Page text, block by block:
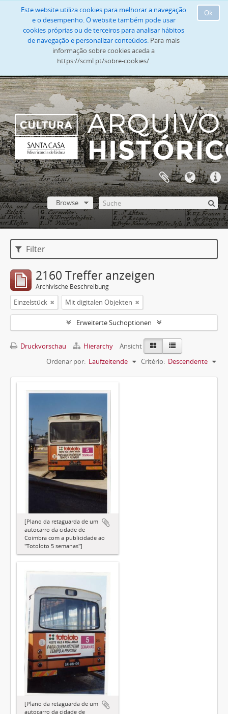
Ok
Este website utiliza cookies para melhorar a navegação
e o desempenho. O website também pode usar
cookies próprias ou de terceiros para analisar hábitos
de navegação e personalizar conteúdos. Para mais
informação sobre cookies aceda a
https://scml.pt/sobre-cookies/.
Browse
Filter
2160 Treffer anzeigen
Archivische Beschreibung
Einzelstück Mit digitalen Objekten
Erweiterte Suchoptionen
Druckvorschau Hierarchy
Ansicht
Ordenar por: Laufzeitende Critério: Descendente
[Plano da retaguarda de um
autocarro da cidade de
Coimbra com a publicidade ao
"Totoloto 5 semanas"]
[Plano da retaguarda de um
autocarro da cidade de